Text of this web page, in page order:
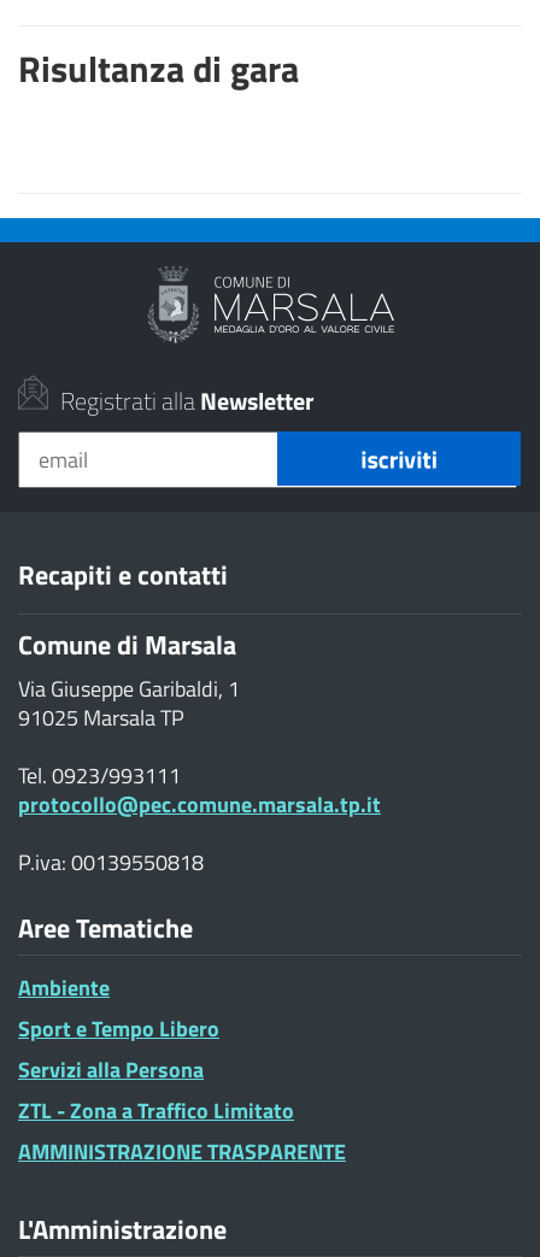
Risultanza di gara
Registrati allaNewsletter
Recapiti e contatti
Comune di Marsala
Via Giuseppe Garibaldi, 1
91025 Marsala TP
Tel. 0923/993111
protocollo@pec.comune.marsala.tp.it
P.iva: 00139550818
Aree Tematiche
Ambiente
Sport e Tempo Libero
Servizi alla Persona
ZTL - Zona a Traffico Limitato
AMMINISTRAZIONE TRASPARENTE
L'Amministrazione